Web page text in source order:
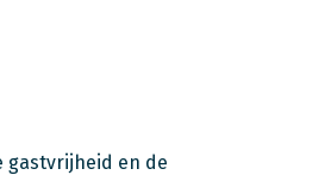
gastvrijheid en de